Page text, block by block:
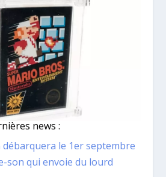
news :
le 1er septembre
son qui envoie du lourd